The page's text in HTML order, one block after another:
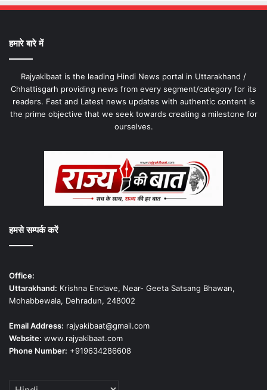
हमारे बारे में
Rajyakibaat is the leading Hindi News portal in Uttarakhand /
Chhattisgarh providing news from every segment/category for its
readers. Fast and Latest news updates with authentic content is
the prime objective that we seek towards creating a milestone for
ourselves.
हमसे सम्पर्क करें
Office:
Uttarakhand: Krishna Enclave, Near- Geeta Satsang Bhawan,
Mohabbewala, Dehradun, 248002
Email Address: rajyakibaat@gmail.com
Website: www.rajyakibaat.com
Phone Number: +919634286608